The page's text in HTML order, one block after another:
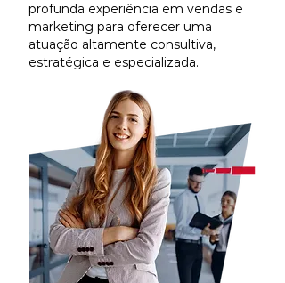
profunda experiência em vendas e
marketing para oferecer uma
atuação altamente consultiva,
estratégica e especializada.